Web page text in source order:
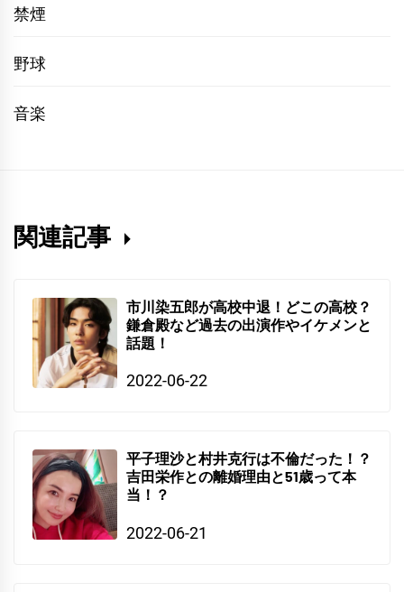
禁煙
野球
音楽
関連記事
市川染五郎が高校中退！どこの高校？
鎌倉殿など過去の出演作やイケメンと
話題！
2022-06-22
平子理沙と村井克行は不倫だった！？
吉田栄作との離婚理由と51歳って本
当！？
2022-06-21